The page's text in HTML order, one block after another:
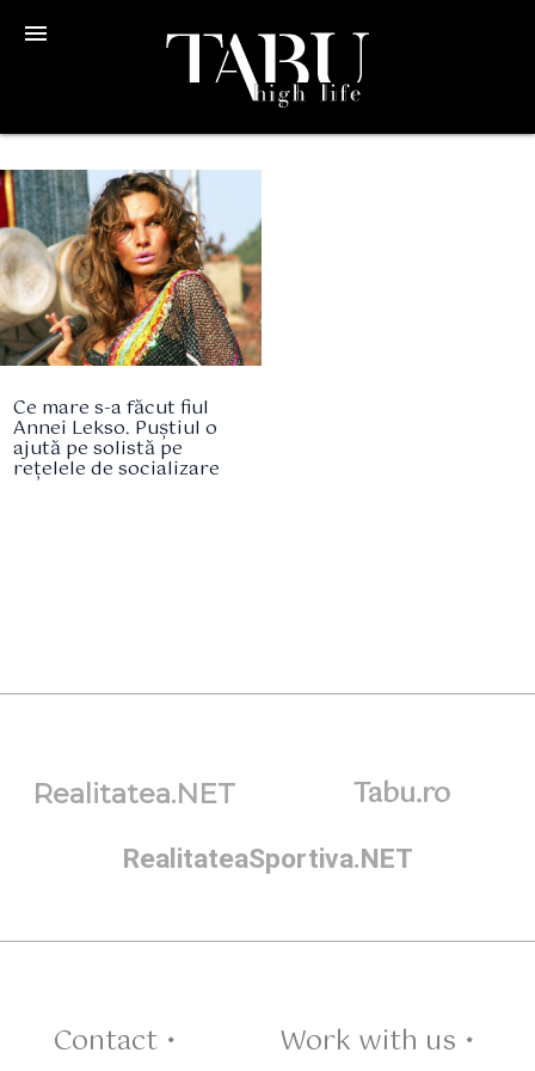
menu
Ce mare s-a făcut fiul
Annei Lekso. Puștiul o
ajută pe solistă pe
rețelele de socializare
Realitatea.NET Tabu.ro
RealitateaSportiva.NET
Contact • Work with us •